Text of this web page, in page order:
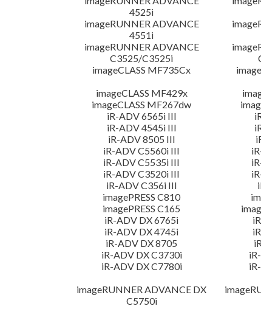
4525i
imageRUNNER ADVANCE
4551i
imageRUNNER ADVANCE
C3525/C3525i
imageCLASS MF735Cx
imageCLASS MF429x
imageCLASS MF267dw
iR-ADV 6565i III
iR-ADV 4545i III
iR-ADV 8505 III
iR-ADV C5560i III
iR-ADV C5535i III
iR-ADV C3520i III
iR-ADV C356i III
imagePRESS C810
imagePRESS C165
iR-ADV DX 6765i
iR-ADV DX 4745i
iR-ADV DX 8705
iR-ADV DX C3730i
iR-ADV DX C7780i
imageRUNNER ADVANCE DX
C5750i